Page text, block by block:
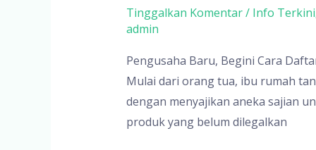
Tinggalkan Komentar/ Info Terkini
admin
Pengusaha Baru, Begini Cara
Mulai dari orang tua, ibu rumah
dengan menyajikan aneka sajian
produk yang belum dilegalkan